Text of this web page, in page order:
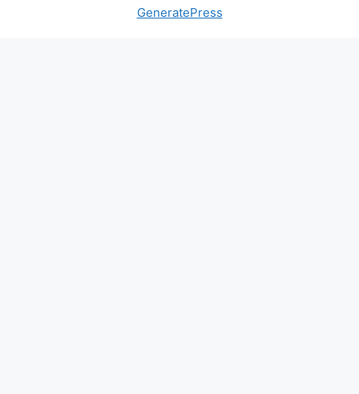
GeneratePress